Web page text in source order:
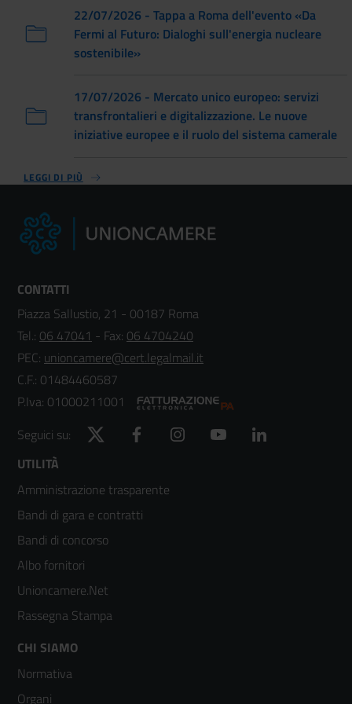
22/07/2026 - Tappa a Roma dell'evento «Da
Fermi al Futuro: Dialoghi sull'energia nucleare
sostenibile»
17/07/2026 - Mercato unico europeo: servizi
transfrontalieri e digitalizzazione. Le nuove
iniziative europee e il ruolo del sistema camerale
LEGGI DI PIÙ
CONTATTI
Piazza Sallustio, 21 - 00187 Roma
Tel.: 06 47041 - Fax: 06 4704240
PEC: unioncamere@cert.legalmail.it
C.F.: 01484460587
P.Iva: 01000211001
Seguici su:
Twitter Facebook Instagram YouTube
Footer
menù
colonna
2
UTILITÀ
Amministrazione trasparente
Bandi di gara e contratti
Bandi di concorso
Albo fornitori
Unioncamere.Net
Rassegna Stampa
Footer
menù
CHI SIAMO
Normativa
Organi